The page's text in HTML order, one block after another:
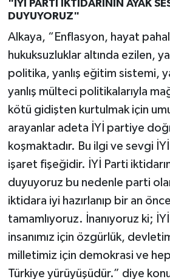
"İYİ PARTİ İKTİDARININ AYAK
DUYUYORUZ"
Alkaya, “Enflasyon, hayat
hukuksuzluklar altında ezilen,
politika, yanlış eğitim sistemi,
yanlış mülteci politikalarıyla
kötü gidişten kurtulmak için
arayanlar adeta İYİ partiye
koşmaktadır. Bu ilgi ve sevgi
işaret fişeğidir. İYİ Parti
duyuyoruz bu nedenle parti
iktidara iyi hazırlanıp bir an
tamamlıyoruz. İnanıyoruz ki;
insanımız için özgürlük,
milletimiz için demokrasi ve
Türkiye yürüyüşüdür.” diye